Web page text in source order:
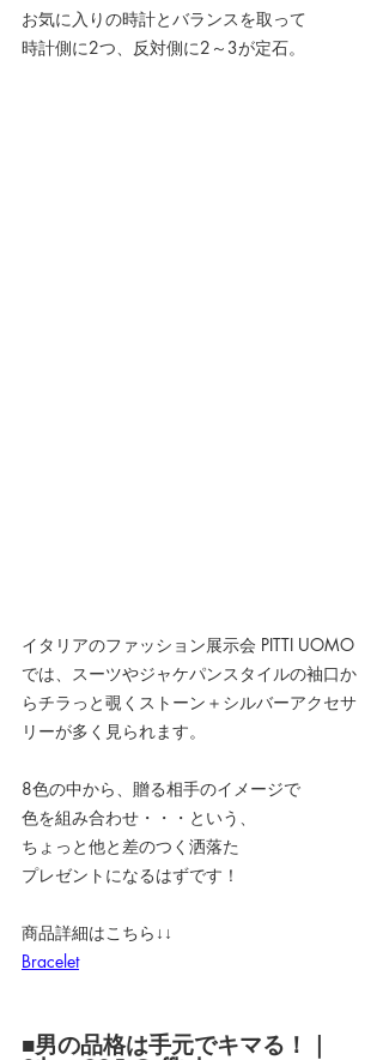
お気に入りの時計とバランスを取って
時計側に2つ、反対側に2～3が定石。
イタリアのファッション展示会 PITTI UOMO
では、スーツやジャケパンスタイルの袖口か
らチラっと覗くストーン＋シルバーアクセサ
リーが多く見られます。
8色の中から、贈る相手のイメージで
色を組み合わせ・・・という、
ちょっと他と差のつく洒落た
プレゼントになるはずです！
商品詳細はこちら↓↓
Bracelet
■男の品格は手元でキマる！｜